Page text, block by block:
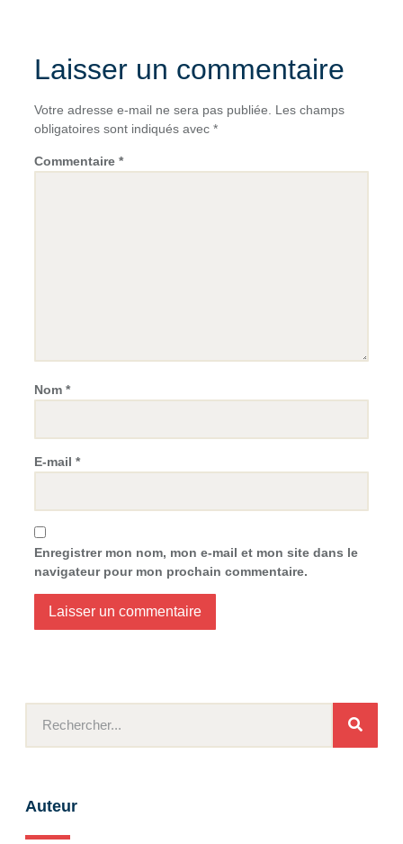
Laisser un commentaire
Votre adresse e-mail ne sera pas publiée.
Les champs
obligatoires sont indiqués avec *
Commentaire *
Nom *
E-mail *
Enregistrer mon nom, mon e-mail et mon site dans le
navigateur pour mon prochain commentaire.
Auteur